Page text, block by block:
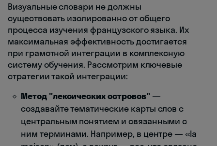
Визуальные словари не должны
существовать изолированно от общего
процесса изучения французского языка. Их
максимальная эффективность достигается
при грамотной интеграции в комплексную
систему обучения. Рассмотрим ключевые
стратегии такой интеграции:
Метод "лексических островов"—
создавайте тематические карты слов с
центральным понятием и связанными с
ним терминами. Например, в центре — «la